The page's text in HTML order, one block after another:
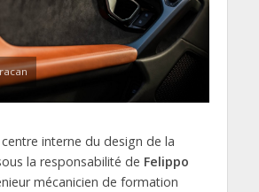
interne du design de la
la responsabilité de Felippo
mécanicien de formation